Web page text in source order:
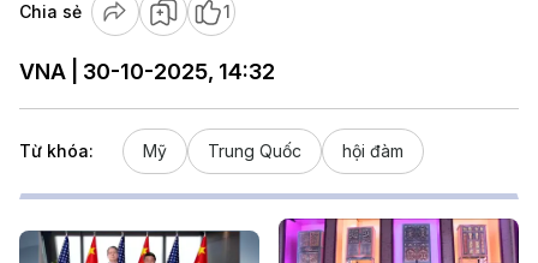
Chia sẻ 1
VNA | 30-10-2025, 14:32
Từ khóa: Mỹ Trung Quốc hội đàm